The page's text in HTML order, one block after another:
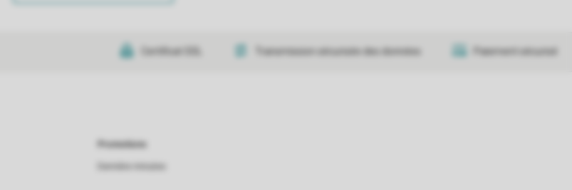
Certificat SSL Transmission sécurisée des données Paiement sécurisé